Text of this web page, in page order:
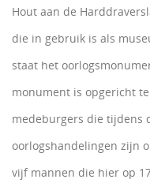
Hout aan de
die in gebruik is als
staat het
monument is opgericht
medeburgers die tijdens
oorlogshandelingen zijn
vijf mannen die hier op